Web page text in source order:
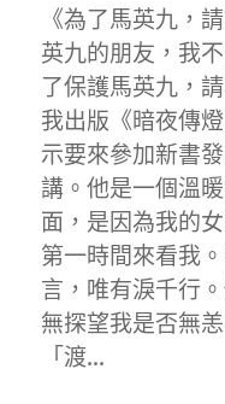
《為了馬英九，
英九的朋友，我
了保護馬英九，
我出版《暗夜傳
示要來參加新書
講。他是一個溫
面，是因為我的
第一時間來看我
言，唯有淚千行
無探望我是否無
「渡…